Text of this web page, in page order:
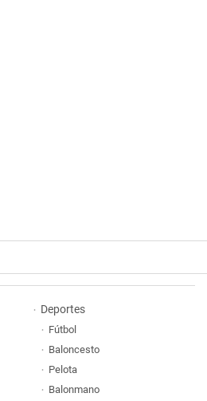
Deportes
Fútbol
Baloncesto
Pelota
Balonmano